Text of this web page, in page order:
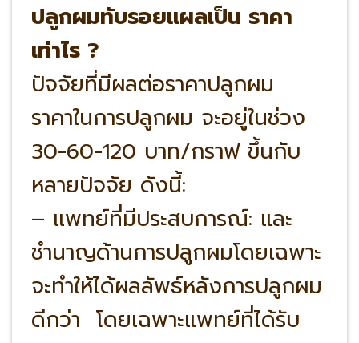
ปลูกผมทับรอยแผลเป็น ราคา
เท่าไร ?
ปัจจัยที่มีผลต่อราคาปลูกผม
ราคาในการปลูกผม จะอยู่ในช่วง
30-60-120 บาท/กราฟ ขึ้นกับ
หลายปัจจัย ดังนี้:
– แพทย์ที่มีประสบการณ์: และ
ชำนาญด้านการปลูกผมโดยเฉพาะ
จะทำให้ได้ผลลัพธ์หลังการปลูกผม
ดีกว่า โดยเฉพาะแพทย์ที่ได้รับ